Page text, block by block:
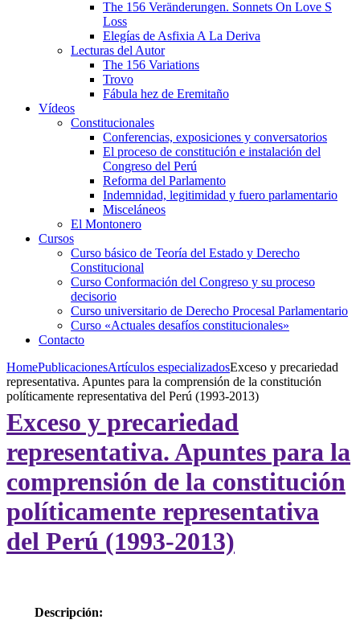
The 156 Veränderungen. Sonnets On Love S
Loss
Elegías de Asfixia A La Deriva
Lecturas del Autor
The 156 Variations
Trovo
Fábula hez de Eremitaño
Vídeos
Constitucionales
Conferencias, exposiciones y conversatorios
El proceso de constitución e instalación del
Congreso del Perú
Reforma del Parlamento
Indemnidad, legitimidad y fuero parlamentario
Misceláneos
El Montonero
Cursos
Curso básico de Teoría del Estado y Derecho
Constitucional
Curso Conformación del Congreso y su proceso
decisorio
Curso universitario de Derecho Procesal Parlamentario
Curso «Actuales desafíos constitucionales»
Contacto
HomePublicacionesArtículos especializadosExceso y precariedad
representativa. Apuntes para la comprensión de la constitución
políticamente representativa del Perú (1993-2013)
Exceso y precariedad
representativa. Apuntes para la
comprensión de la constitución
políticamente representativa
del Perú (1993-2013)
Descripción: